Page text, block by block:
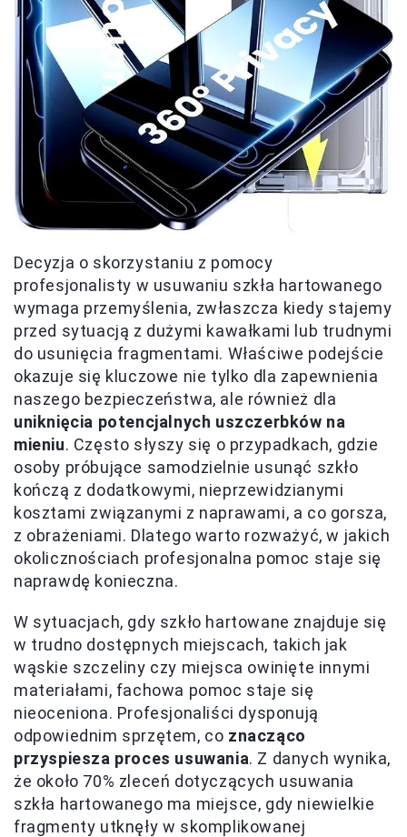
Decyzja o skorzystaniu z pomocy
profesjonalisty w usuwaniu szkła hartowanego
wymaga przemyślenia, zwłaszcza kiedy stajemy
przed sytuacją z dużymi kawałkami lub trudnymi
do usunięcia fragmentami. Właściwe podejście
okazuje się kluczowe nie tylko dla zapewnienia
naszego bezpieczeństwa, ale również dla
uniknięcia potencjalnych uszczerbków na
mieniu. Często słyszy się o przypadkach, gdzie
osoby próbujące samodzielnie usunąć szkło
kończą z dodatkowymi, nieprzewidzianymi
kosztami związanymi z naprawami, a co gorsza,
z obrażeniami. Dlatego warto rozważyć, w jakich
okolicznościach profesjonalna pomoc staje się
naprawdę konieczna.
W sytuacjach, gdy szkło hartowane znajduje się
w trudno dostępnych miejscach, takich jak
wąskie szczeliny czy miejsca owinięte innymi
materiałami, fachowa pomoc staje się
nieoceniona. Profesjonaliści dysponują
odpowiednim sprzętem, co znacząco
przyspiesza proces usuwania. Z danych wynika,
że około 70% zleceń dotyczących usuwania
szkła hartowanego ma miejsce, gdy niewielkie
fragmenty utknęły w skomplikowanej